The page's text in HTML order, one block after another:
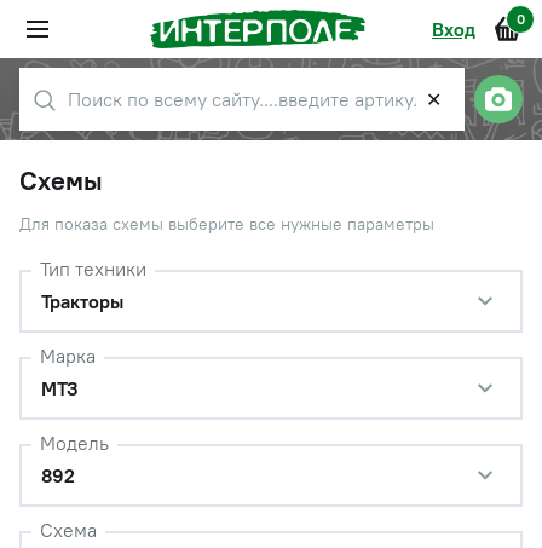
Вход 0
✕
Схемы
Для показа схемы выберите все нужные параметры
Тип техники
Тракторы
Марка
МТЗ
Модель
892
Схема